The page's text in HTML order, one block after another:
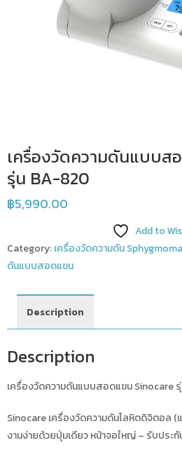
เครื่องวัดความดันแบบส
รุ่น BA-820
฿5,990.00
Add to
Category:เครื่องวัดความดัน
ดันแบบสอดแขน
Description
Description
เครื่องวัดความดันแบบสอดแขน Sinocare
Sinocare เครื่องวัดความดันโลหิตดิจิตอล
งานง่ายด้วยปุ่มเดียว หน้าจอใหญ่ – รับประกั